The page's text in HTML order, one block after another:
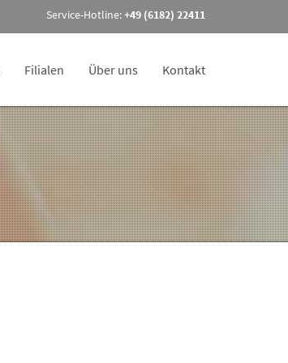
Service-Hotline:+49 (6182) 22411
Filialen Über uns Kontakt